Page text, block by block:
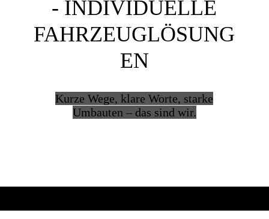
- INDIVIDUELLE
FAHRZEUGLÖSUNG
EN
Kurze Wege, klare Worte, starke
Umbauten – das sind wir.